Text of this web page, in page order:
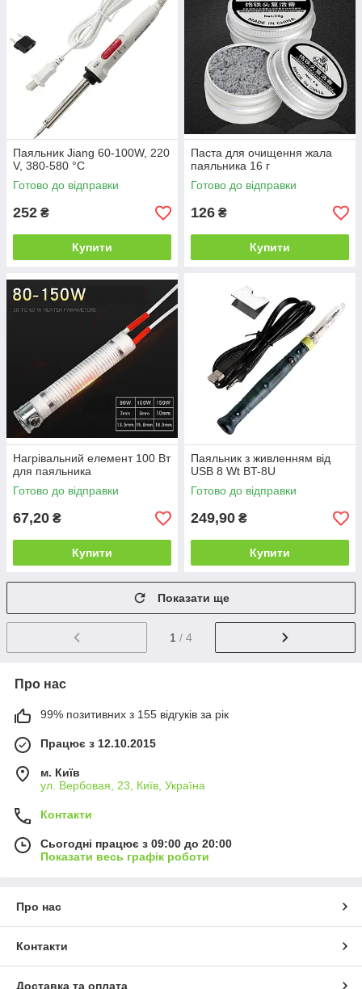
Паяльник Jiang 60-100W, 220
V, 380-580 °C
Готово до відправки
252 ₴
Купити
Паста для очищення жала
паяльника 16 г
Готово до відправки
126 ₴
Купити
Нагрівальний елемент 100 Вт
для паяльника
Готово до відправки
67,20 ₴
Купити
Паяльник з живленням від
USB 8 Wt BT-8U
Готово до відправки
249,90 ₴
Купити
Показати ще
1 / 4
Про нас
99% позитивних з 155 відгуків за рік
Працює з 12.10.2015
м. Київ
ул. Вербовая, 23, Київ, Україна
Контакти
Сьогодні працює з 09:00 до 20:00
Показати весь графік роботи
Про нас
Контакти
Доставка та оплата